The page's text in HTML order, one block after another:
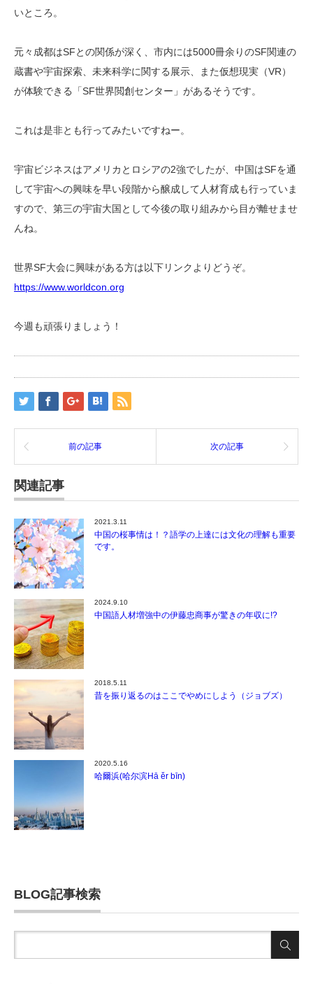
いところ。
元々成都はSFとの関係が深く、市内には5000冊余りのSF関連の
蔵書や宇宙探索、未来科学に関する展示、また仮想現実（VR）
が体験できる「SF世界閲創センター」があるそうです。
これは是非とも行ってみたいですねー。
宇宙ビジネスはアメリカとロシアの2強でしたが、中国はSFを通
して宇宙への興味を早い段階から醸成して人材育成も行っていま
すので、第三の宇宙大国として今後の取り組みから目が離せませ
んね。
世界SF大会に興味がある方は以下リンクよりどうぞ。
https://www.worldcon.org
今週も頑張りましょう！
前の記事 次の記事
関連記事
2021.3.11
中国の桜事情は！？語学の上達には文化の理解も重要
です。
2024.9.10
中国語人材増強中の伊藤忠商事が驚きの年収に!?
2018.5.11
昔を振り返るのはここでやめにしよう（ジョブズ）
2020.5.16
哈爾浜(哈尔滨Hā ěr bīn)
BLOG記事検索